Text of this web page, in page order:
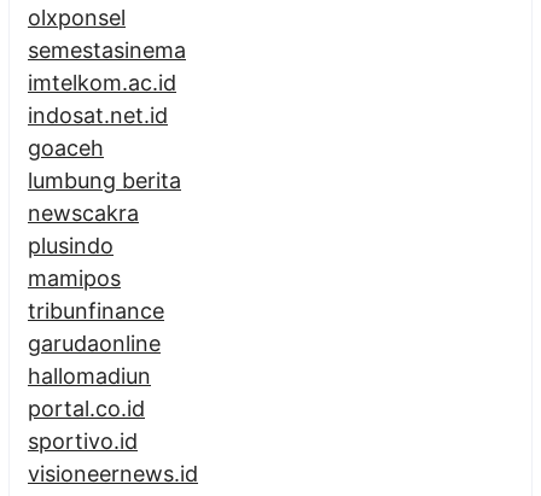
olxponsel
semestasinema
imtelkom.ac.id
indosat.net.id
goaceh
lumbung berita
newscakra
plusindo
mamipos
tribunfinance
garudaonline
hallomadiun
portal.co.id
sportivo.id
visioneernews.id